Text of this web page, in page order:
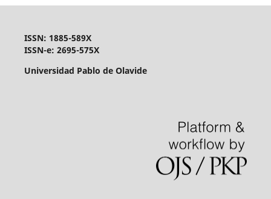
ISSN: 1885-589X
ISSN-e: 2695-575X
Universidad Pablo de Olavide